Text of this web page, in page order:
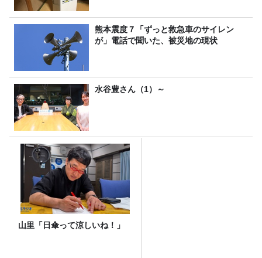
熊本震度７「ずっと救急車のサイレン
が」電話で聞いた、被災地の現状
水谷豊さん（1）～
山里「日傘って涼しいね！」